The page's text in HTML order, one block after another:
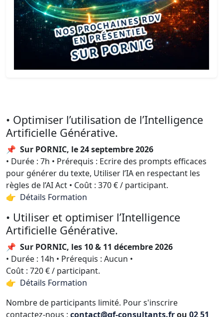
• Optimiser l’utilisation de l’Intelligence
Artificielle Générative.
📌 Sur PORNIC, le 24 septembre 2026
• Durée : 7h • Prérequis : Ecrire des prompts efficaces
pour générer du texte, Utiliser l’IA en respectant les
règles de l’AI Act • Coût : 370 € / participant.
👉 Détails Formation
• Utiliser et optimiser l’Intelligence
Artificielle Générative.
📌 Sur PORNIC, les 10 & 11 décembre 2026
• Durée : 14h • Prérequis : Aucun •
Coût : 720 € / participant.
👉 Détails Formation
Nombre de participants limité. Pour s'inscrire
contactez-nous : contact@qf-consultants.frou 02 51